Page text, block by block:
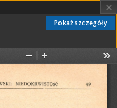
Pokaż szczegóły